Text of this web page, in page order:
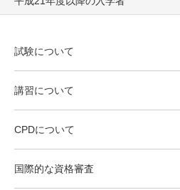
試験について
講習について
CPDについて
国際的な資格審査